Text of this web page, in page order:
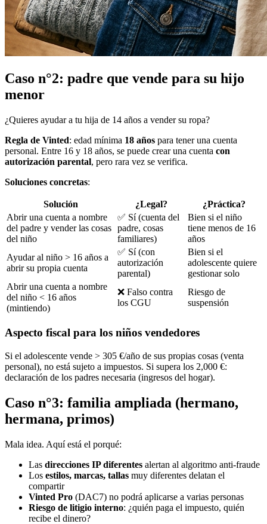
Caso n°2: padre que vende para su hijo
menor
¿Quieres ayudar a tu hija de 14 años a vender su ropa?
Regla de Vinted: edad mínima 18 años para tener una cuenta
personal. Entre 16 y 18 años, se puede crear una cuenta con
autorización parental, pero rara vez se verifica.
Soluciones concretas:
Solución ¿Legal?
¿Práctica?
Abrir una cuenta a nombre
del padre y vender las cosas
del niño
✅ Sí (cuenta del
padre, cosas
familiares)
Bien si el niño
tiene menos de 16
años
Ayudar al niño > 16 años a
abrir su propia cuenta
✅ Sí (con
autorización
parental)
Bien si el
adolescente quiere
gestionar solo
Abrir una cuenta a nombre
del niño < 16 años
(mintiendo)
❌ Falso contra
los CGU
Riesgo de
suspensión
Aspecto fiscal para los niños vendedores
Si el adolescente vende > 305 €/año de sus propias cosas (venta
personal), no está sujeto a impuestos. Si supera los 2,000 €:
declaración de los padres necesaria (ingresos del hogar).
Caso n°3: familia ampliada (hermano,
hermana, primos)
Mala idea. Aquí está el porqué:
Las direcciones IP diferentes alertan al algoritmo anti-fraude
Los estilos, marcas, tallas muy diferentes delatan el
compartir
Vinted Pro (DAC7) no podrá aplicarse a varias personas
Riesgo de litigio interno: ¿quién paga el impuesto, quién
recibe el dinero?